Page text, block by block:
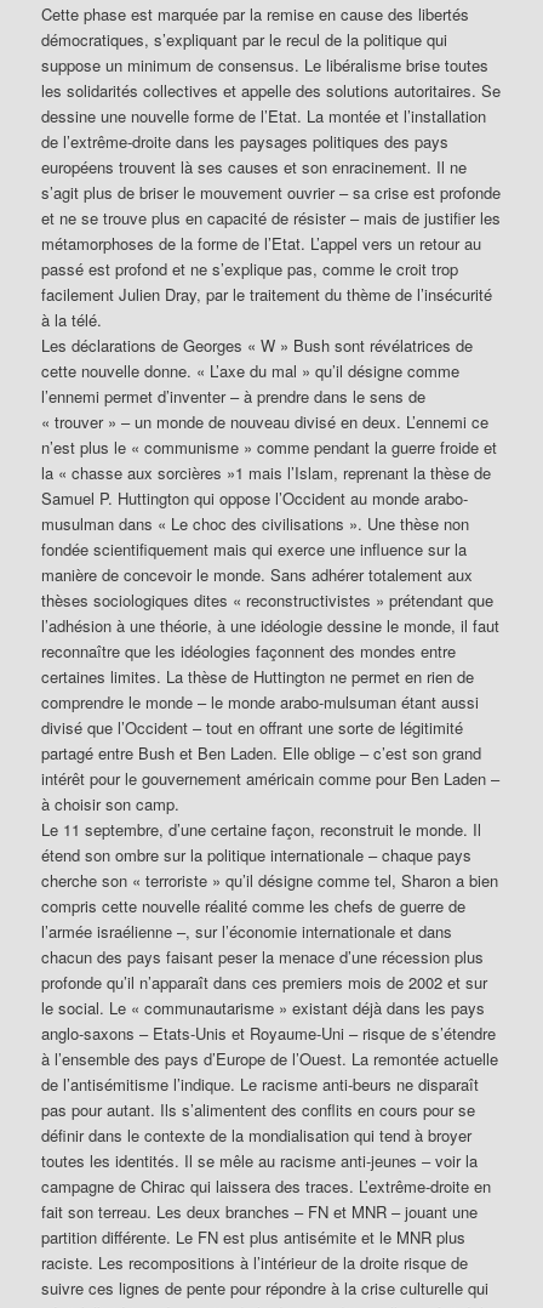
Cette phase est marquée par la remise en cause des libertés
démocratiques, s’expliquant par le recul de la politique qui
suppose un minimum de consensus. Le libéralisme brise toutes
les solidarités collectives et appelle des solutions autoritaires. Se
dessine une nouvelle forme de l’Etat. La montée et l’installation
de l’extrême-droite dans les paysages politiques des pays
européens trouvent là ses causes et son enracinement. Il ne
s’agit plus de briser le mouvement ouvrier – sa crise est profonde
et ne se trouve plus en capacité de résister – mais de justifier les
métamorphoses de la forme de l’Etat. L’appel vers un retour au
passé est profond et ne s’explique pas, comme le croit trop
facilement Julien Dray, par le traitement du thème de l’insécurité
à la télé.
Les déclarations de Georges « W » Bush sont révélatrices de
cette nouvelle donne. « L’axe du mal » qu’il désigne comme
l’ennemi permet d’inventer – à prendre dans le sens de
« trouver » – un monde de nouveau divisé en deux. L’ennemi ce
n’est plus le « communisme » comme pendant la guerre froide et
la « chasse aux sorcières »1 mais l’Islam, reprenant la thèse de
Samuel P. Huttington qui oppose l’Occident au monde arabo-
musulman dans « Le choc des civilisations ». Une thèse non
fondée scientifiquement mais qui exerce une influence sur la
manière de concevoir le monde. Sans adhérer totalement aux
thèses sociologiques dites « reconstructivistes » prétendant que
l’adhésion à une théorie, à une idéologie dessine le monde, il faut
reconnaître que les idéologies façonnent des mondes entre
certaines limites. La thèse de Huttington ne permet en rien de
comprendre le monde – le monde arabo-mulsuman étant aussi
divisé que l’Occident – tout en offrant une sorte de légitimité
partagé entre Bush et Ben Laden. Elle oblige – c’est son grand
intérêt pour le gouvernement américain comme pour Ben Laden –
à choisir son camp.
Le 11 septembre, d’une certaine façon, reconstruit le monde. Il
étend son ombre sur la politique internationale – chaque pays
cherche son « terroriste » qu’il désigne comme tel, Sharon a bien
compris cette nouvelle réalité comme les chefs de guerre de
l’armée israélienne –, sur l’économie internationale et dans
chacun des pays faisant peser la menace d’une récession plus
profonde qu’il n’apparaît dans ces premiers mois de 2002 et sur
le social. Le « communautarisme » existant déjà dans les pays
anglo-saxons – Etats-Unis et Royaume-Uni – risque de s’étendre
à l’ensemble des pays d’Europe de l’Ouest. La remontée actuelle
de l’antisémitisme l’indique. Le racisme anti-beurs ne disparaît
pas pour autant. Ils s’alimentent des conflits en cours pour se
définir dans le contexte de la mondialisation qui tend à broyer
toutes les identités. Il se mêle au racisme anti-jeunes – voir la
campagne de Chirac qui laissera des traces. L’extrême-droite en
fait son terreau. Les deux branches – FN et MNR – jouant une
partition différente. Le FN est plus antisémite et le MNR plus
raciste. Les recompositions à l’intérieur de la droite risque de
suivre ces lignes de pente pour répondre à la crise culturelle qui